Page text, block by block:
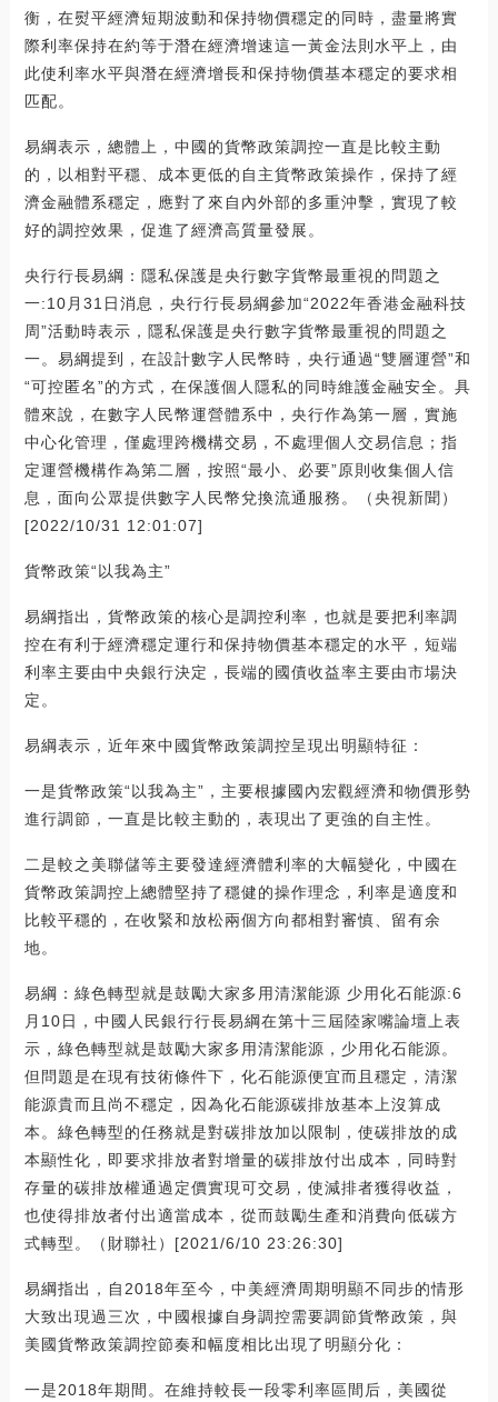
衡，在熨平經濟短期波動和保持物價穩定的同時，盡量將實
際利率保持在約等于潛在經濟增速這一黃金法則水平上，由
此使利率水平與潛在經濟增長和保持物價基本穩定的要求相
匹配。
易綱表示，總體上，中國的貨幣政策調控一直是比較主動
的，以相對平穩、成本更低的自主貨幣政策操作，保持了經
濟金融體系穩定，應對了來自內外部的多重沖擊，實現了較
好的調控效果，促進了經濟高質量發展。
央行行長易綱：隱私保護是央行數字貨幣最重視的問題之
一:10月31日消息，央行行長易綱參加“2022年香港金融科技
周”活動時表示，隱私保護是央行數字貨幣最重視的問題之
一。易綱提到，在設計數字人民幣時，央行通過“雙層運營”和
“可控匿名”的方式，在保護個人隱私的同時維護金融安全。具
體來說，在數字人民幣運營體系中，央行作為第一層，實施
中心化管理，僅處理跨機構交易，不處理個人交易信息；指
定運營機構作為第二層，按照“最小、必要”原則收集個人信
息，面向公眾提供數字人民幣兌換流通服務。（央視新聞）
[2022/10/31 12:01:07]
貨幣政策“以我為主”
易綱指出，貨幣政策的核心是調控利率，也就是要把利率調
控在有利于經濟穩定運行和保持物價基本穩定的水平，短端
利率主要由中央銀行決定，長端的國債收益率主要由市場決
定。
易綱表示，近年來中國貨幣政策調控呈現出明顯特征：
一是貨幣政策“以我為主”，主要根據國內宏觀經濟和物價形勢
進行調節，一直是比較主動的，表現出了更強的自主性。
二是較之美聯儲等主要發達經濟體利率的大幅變化，中國在
貨幣政策調控上總體堅持了穩健的操作理念，利率是適度和
比較平穩的，在收緊和放松兩個方向都相對審慎、留有余
地。
易綱：綠色轉型就是鼓勵大家多用清潔能源 少用化石能源:6
月10日，中國人民銀行行長易綱在第十三屆陸家嘴論壇上表
示，綠色轉型就是鼓勵大家多用清潔能源，少用化石能源。
但問題是在現有技術條件下，化石能源便宜而且穩定，清潔
能源貴而且尚不穩定，因為化石能源碳排放基本上沒算成
本。綠色轉型的任務就是對碳排放加以限制，使碳排放的成
本顯性化，即要求排放者對增量的碳排放付出成本，同時對
存量的碳排放權通過定價實現可交易，使減排者獲得收益，
也使得排放者付出適當成本，從而鼓勵生產和消費向低碳方
式轉型。（財聯社）[2021/6/10 23:26:30]
易綱指出，自2018年至今，中美經濟周期明顯不同步的情形
大致出現過三次，中國根據自身調控需要調節貨幣政策，與
美國貨幣政策調控節奏和幅度相比出現了明顯分化：
一是2018年期間。在維持較長一段零利率區間后，美國從